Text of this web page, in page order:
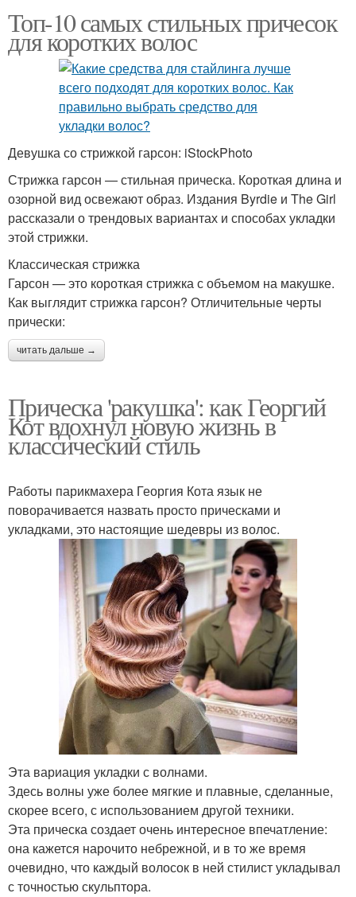
Топ-10 самых стильных причесок
для коротких волос
Девушка со стрижкой гарсон: iStockPhoto
Стрижка гарсон — стильная прическа. Короткая длина и
озорной вид освежают образ. Издания Byrdie и The Girl
рассказали о трендовых вариантах и способах укладки
этой стрижки.
Классическая стрижка
Гарсон — это короткая стрижка с объемом на макушке.
Как выглядит стрижка гарсон? Отличительные черты
прически:
читать дальше →
Прическа 'ракушка': как Георгий
Кот вдохнул новую жизнь в
классический стиль
Работы парикмахера Георгия Кота язык не
поворачивается назвать просто прическами и
укладками, это настоящие шедевры из волос.
Эта вариация укладки с волнами.
Здесь волны уже более мягкие и плавные, сделанные,
скорее всего, с использованием другой техники.
Эта прическа создает очень интересное впечатление:
она кажется нарочито небрежной, и в то же время
очевидно, что каждый волосок в ней стилист укладывал
с точностью скульптора.